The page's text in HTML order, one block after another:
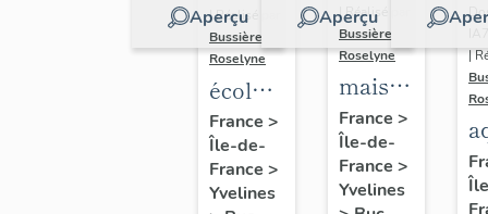
Aperçu
| Réalisé par
Bussière
Roselyne
école
primaire
de
filles,
France >
Île-de-
France >
Yvelines
Aperçu
| Réalisé par
Bussière
Roselyne
maison
dite
villa
Saint
Marie
France >
Île-de-
France >
Yvelines
|